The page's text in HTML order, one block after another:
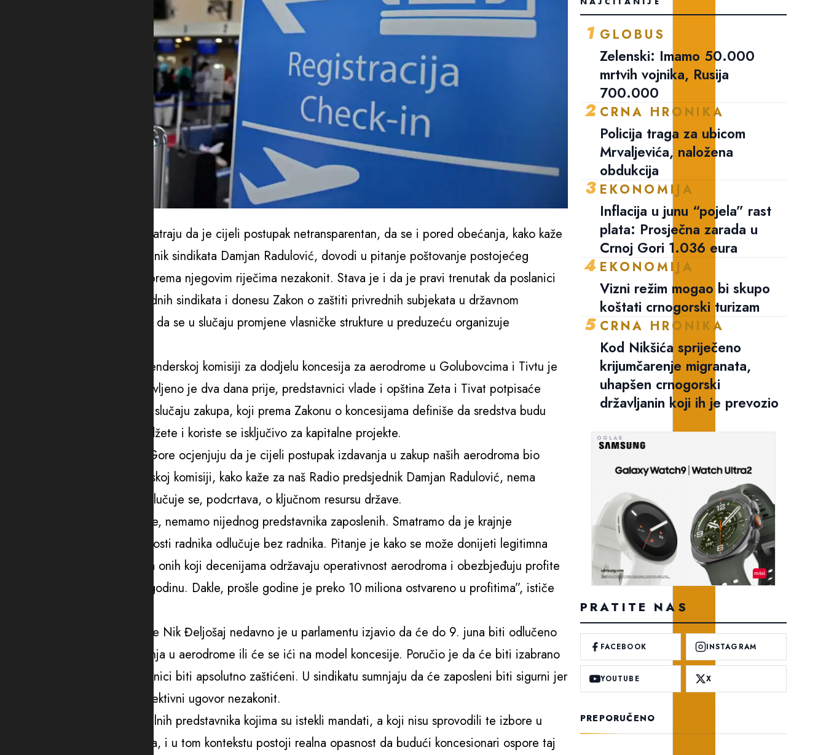
U sindikatu tog preduzeća smatraju da je cijeli postupak netransparentan, da se i pored obećanja, kako kaže
za Radio Crne Gore predsjednik sindikata Damjan Radulović, dovodi u pitanje poštovanje postojećeg
kolektivnog ugovora, koji je, prema njegovim riječima nezakonit. Stava je i da je pravi trenutak da poslanici
podrže inicijativu Unije slobodnih sindikata i donesu Zakon o zaštiti privrednih subjekata u državnom
vlasništvu, koji bi obezbijedio da se u slučaju promjene vlasničke strukture u preduzeću organizuje
Rok za dostavljanje ponuda tenderskoj komisiji za dodjelu koncesija za aerodrome u Golubovcima i Tivtu je
9. maj. U međuvremenu, najavljeno je dva dana prije, predstavnici vlade i opština Zeta i Tivat potpisaće
sporazum o upotrebi novca u slučaju zakupa, koji prema Zakonu o koncesijama definiše da sredstva budu
preusmjerena u opštinske budžete i koriste se isključivo za kapitalne projekte.
U sindikatu aerodroma Crne Gore ocjenjuju da je cijeli postupak izdavanja u zakup naših aerodroma bio
netransparentan, da u tenderskoj komisiji, kako kaže za naš Radio predsjednik Damjan Radulović, nema
predstavnika zaposlenih, a odlučuje se, podcrtava, o ključnom resursu države.
“Igrom slučaja, namjerno ili ne, nemamo nijednog predstavnika zaposlenih. Smatramo da je krajnje
neodgovorno da se o budućnosti radnika odlučuje bez radnika. Pitanje je kako se može donijeti legitimna
odluka o koncesiji bez učešća onih koji decenijama održavaju operativnost aerodroma i obezbjeđuju profite
koji se ostvaruju iz godine u godinu. Dakle, prošle godine je preko 10 miliona ostvareno u profitima”, ističe
Predsjednik tenderske komisije Nik Đeljošaj nedavno je u parlamentu izjavio da će do 9. juna biti odlučeno
hoće li država nastaviti ulaganja u aerodrome ili će se ići na model koncesije. Poručio je da će biti izabrano
najbolje rješenje te da će radnici biti apsolutno zaštićeni. U sindikatu sumnjaju da će zaposleni biti sigurni jer
je, tvrdi Radulović, važeći kolektivni ugovor nezakonit.
“Potpisan je od strane sindikalnih predstavnika kojima su istekli mandati, a koji nisu sprovodili te izbore u
skladu sa sopstvenim pravilima, i u tom kontekstu postoji realna opasnost da budući koncesionari ospore taj
1 GLOBUS
Zelenski: Imamo 50.000
mrtvih vojnika, Rusija
700.000
2 CRNA HRONIKA
Policija traga za ubicom
Mrvaljevića, naložena
obdukcija
3 EKONOMIJA
Inflacija u junu “pojela” rast
plata: Prosječna zarada u
Crnoj Gori 1.036 eura
4 EKONOMIJA
Vizni režim mogao bi skupo
koštati crnogorski turizam
5 CRNA HRONIKA
Kod Nikšića spriječeno
krijumčarenje migranata,
uhapšen crnogorski
državljanin koji ih je prevozio
PRATITE NAS
FACEBOOK INSTAGRAM
YOUTUBE X
PREPORUČENO